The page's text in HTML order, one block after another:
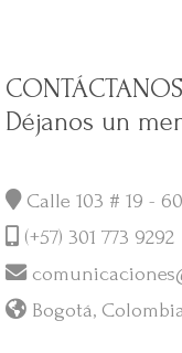
CONTÁCTANOS
Déjanos un
Calle 103 # 19 -
(+57) 301 773 9292
Bogotá,